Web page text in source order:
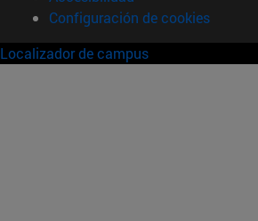
Configuración de cookies
Localizador de campus